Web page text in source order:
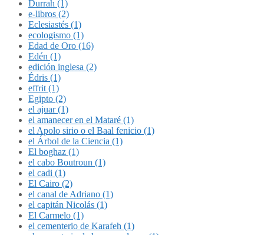
Durrah (1)
e-libros (2)
Eclesiastés (1)
ecologismo (1)
Edad de Oro (16)
Edén (1)
edición inglesa (2)
Édris (1)
effrit (1)
Egipto (2)
el ajuar (1)
el amanecer en el Mataré (1)
el Apolo sirio o el Baal fenicio (1)
el Árbol de la Ciencia (1)
El boghaz (1)
el cabo Boutroun (1)
el cadi (1)
El Cairo (2)
el canal de Adriano (1)
el capitán Nicolás (1)
El Carmelo (1)
el cementerio de Karafeh (1)